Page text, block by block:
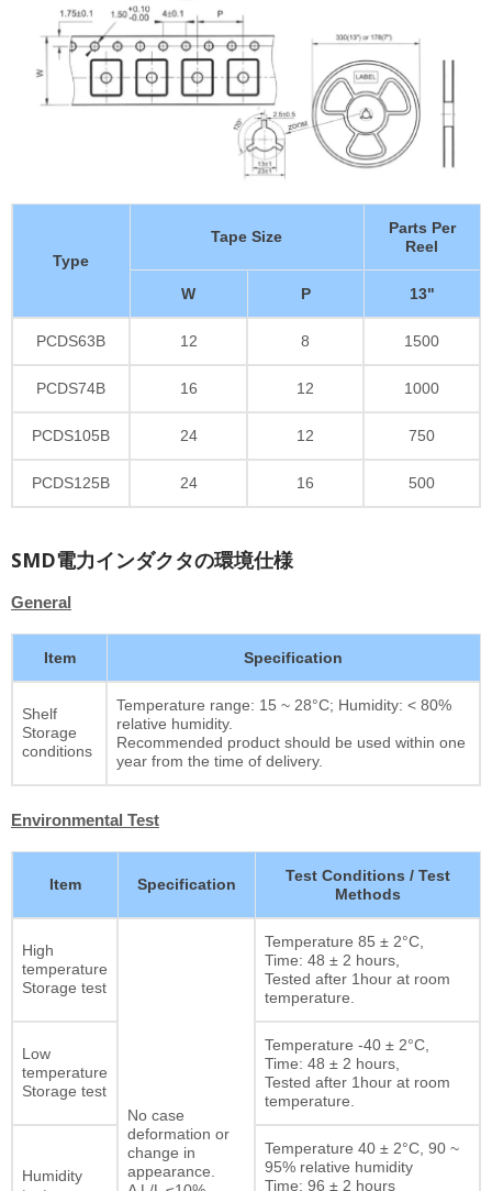
Type
Tape Size
Parts Per
Reel
W P 13"
PCDS63B 12 8 1500
PCDS74B 16 12 1000
PCDS105B 24 12 750
PCDS125B 24 16 500
SMD電力インダクタの環境仕様
General
Item Specification
Shelf
Storage
conditions
Temperature range: 15 ~ 28°C; Humidity: < 80%
relative humidity.
Recommended product should be used within one
year from the time of delivery.
Environmental Test
Item Specification
Test Conditions / Test
Methods
High
temperature
Storage test
No case
deformation or
change in
appearance.
Temperature 85 ± 2°C,
Time: 48 ± 2 hours,
Tested after 1hour at room
temperature.
Low
temperature
Storage test
Temperature -40 ± 2°C,
Time: 48 ± 2 hours,
Tested after 1hour at room
temperature.
Humidity
Temperature 40 ± 2°C, 90 ~
95% relative humidity
Time: 96 ± 2 hours